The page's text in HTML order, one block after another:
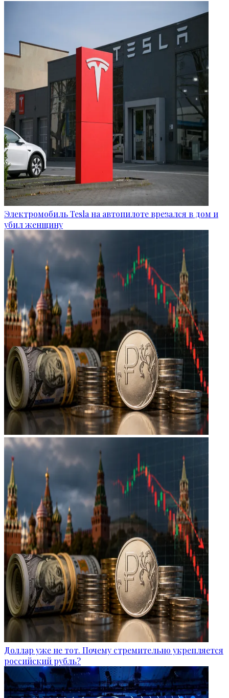
Электромобиль Tesla на автопилоте врезался в дом и
убил женщину
Доллар уже не тот. Почему стремительно укрепляется
российский рубль?